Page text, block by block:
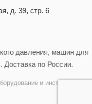
д. 39, стр. 6
давления, машин для
Доставка по России.
и инструменты